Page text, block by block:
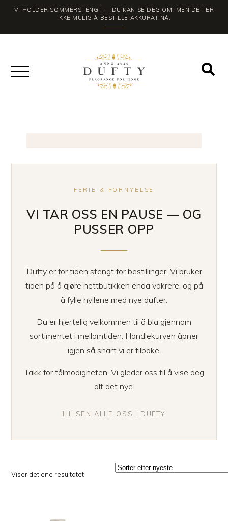
VI HOLDER SOMMERSTENGT — DU KAN SE DEG OM, MEN DET ER
IKKE MULIG Å BESTILLE AKKURAT NÅ.
FERIE & FORNYELSE
VI TAR OSS EN PAUSE — OG
PUSSER OPP
Dufty er for tiden stengt for bestillinger. Vi bruker
tiden på å gjøre nettbutikken enda vakrere, og på
å fylle hyllene med nye dufter.
Du er hjertelig velkommen til å bla gjennom
sortimentet i mellomtiden. Handlekurven åpner
igjen så snart vi er tilbake.
Takk for tålmodigheten. Vi gleder oss til å vise deg
alt det nye.
HILSEN ALLE OSS I DUFTY
Viser det ene resultatet